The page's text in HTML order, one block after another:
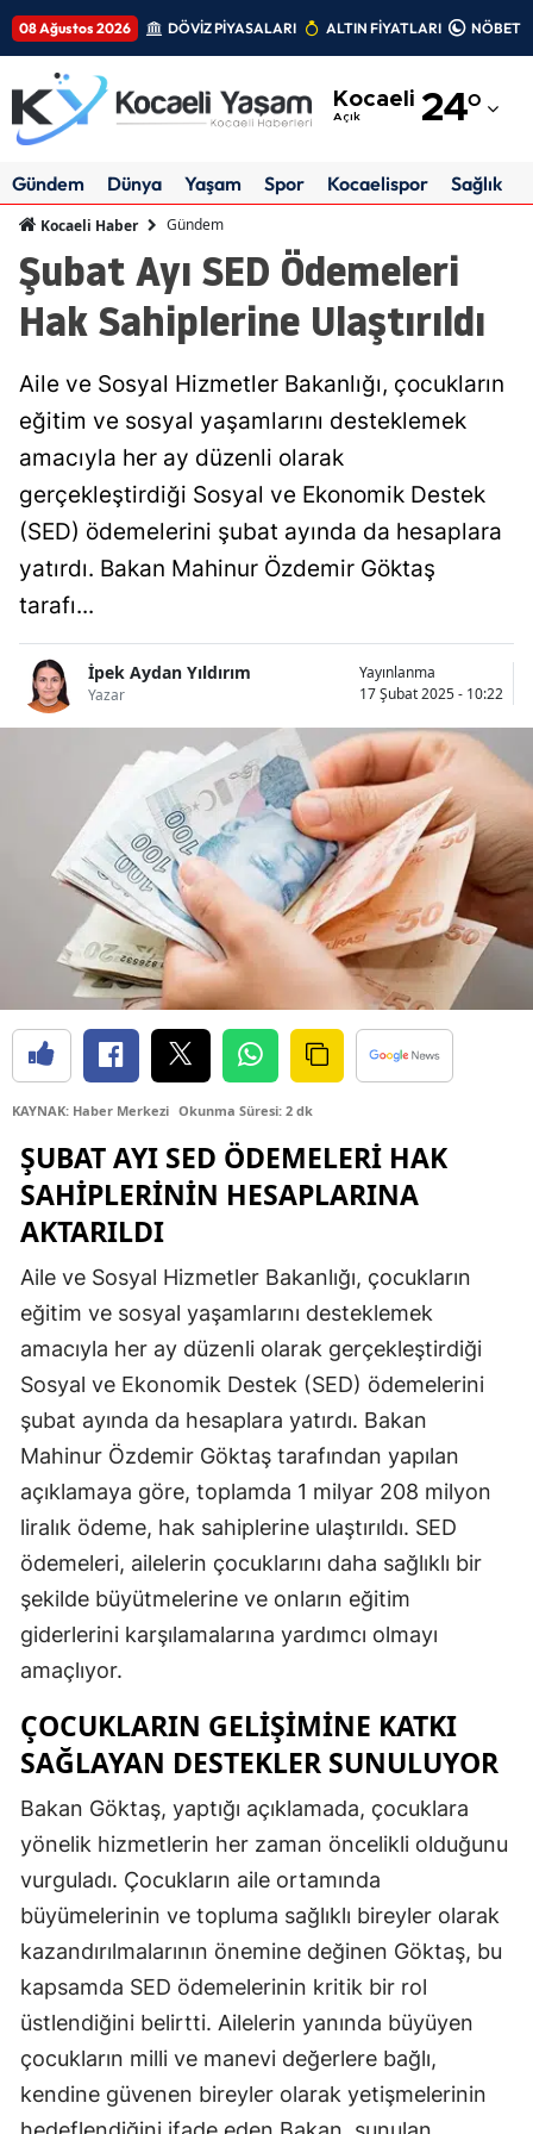
08 Ağustos 2026 DÖVİZ PİYASALARI ALTIN FİYATLARI
Kocaeli
Açık 24°
Adıyaman
Amasya
Ankara
Artvin
Balıkesir
Bilecik
Bolu
Burdur
Bursa
Çanakkale
Çankırı
Çorum
Denizli
Diyarbakır
Elazığ
Erzincan
Eskişehir
Gaziantep
Giresun
Hakkari
Hatay
Isparta
Mersin
İzmir
Kars
Kastamonu
Kayseri
Kırklareli
Kırşehir
Kocaeli
Konya
Kütahya
Gündem Dünya Yaşam Spor Kocaelispor Sağlık
Kocaeli Haber Gündem
Şubat Ayı SED Ödemeleri
Hak Sahiplerine Ulaştırıldı
Aile ve Sosyal Hizmetler Bakanlığı, çocukların
eğitim ve sosyal yaşamlarını desteklemek
amacıyla her ay düzenli olarak
gerçekleştirdiği Sosyal ve Ekonomik Destek
(SED) ödemelerini şubat ayında da hesaplara
yatırdı. Bakan Mahinur Özdemir Göktaş
tarafı...
İpek Aydan Yıldırım
Yazar
Yayınlanma
17 Şubat 2025 - 10:22
KAYNAK: Haber Merkezi Okunma Süresi: 2 dk
ŞUBAT AYI SED ÖDEMELERI HAK
SAHIPLERININ HESAPLARINA
AKTARILDI
Aile ve Sosyal Hizmetler Bakanlığı, çocukların
eğitim ve sosyal yaşamlarını desteklemek
amacıyla her ay düzenli olarak gerçekleştirdiği
Sosyal ve Ekonomik Destek (SED) ödemelerini
şubat ayında da hesaplara yatırdı. Bakan
Mahinur Özdemir Göktaş tarafından yapılan
açıklamaya göre, toplamda 1 milyar 208 milyon
liralık ödeme, hak sahiplerine ulaştırıldı. SED
ödemeleri, ailelerin çocuklarını daha sağlıklı bir
şekilde büyütmelerine ve onların eğitim
giderlerini karşılamalarına yardımcı olmayı
amaçlıyor.
ÇOCUKLARIN GELIŞIMINE KATKI
SAĞLAYAN DESTEKLER SUNULUYOR
Bakan Göktaş, yaptığı açıklamada, çocuklara
yönelik hizmetlerin her zaman öncelikli olduğunu
vurguladı. Çocukların aile ortamında
büyümelerinin ve topluma sağlıklı bireyler olarak
kazandırılmalarının önemine değinen Göktaş, bu
kapsamda SED ödemelerinin kritik bir rol
üstlendiğini belirtti. Ailelerin yanında büyüyen
çocukların milli ve manevi değerlere bağlı,
kendine güvenen bireyler olarak yetişmelerinin